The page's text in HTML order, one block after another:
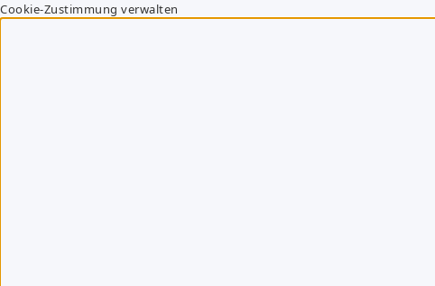
Cookie-Zustimmung verwalten